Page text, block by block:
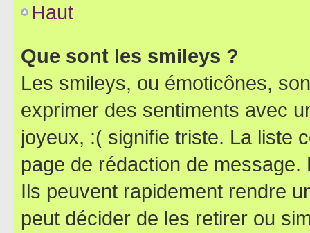
Haut
Que sont les smileys ?
Les smileys, ou émoticônes,
exprimer des sentiments avec
joyeux, :( signifie triste. La liste
page de rédaction de
Ils peuvent rapidement rendre
peut décider de les retirer ou